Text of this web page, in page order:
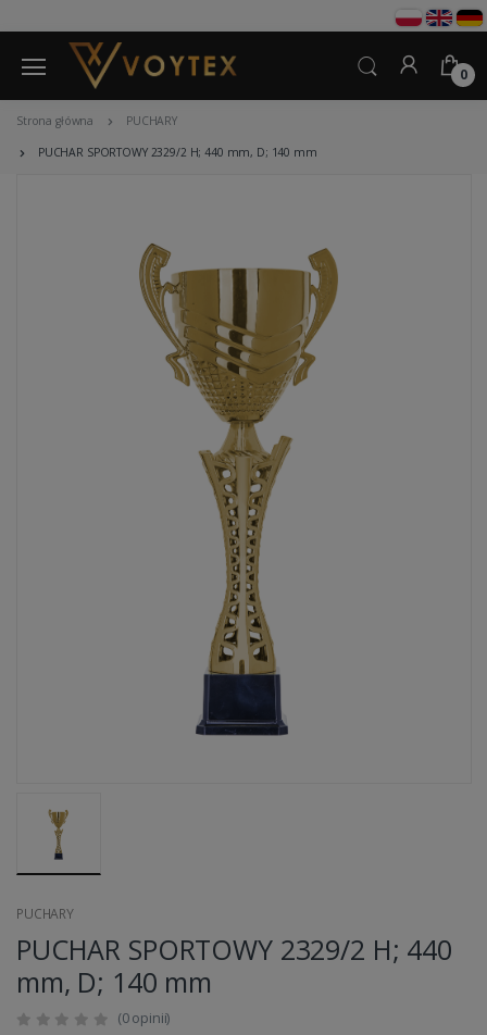
0
Strona główna PUCHARY
PUCHAR SPORTOWY 2329/2 H; 440 mm, D; 140 mm
PUCHARY
PUCHAR SPORTOWY 2329/2 H; 440
mm, D; 140 mm
(0 opinii)